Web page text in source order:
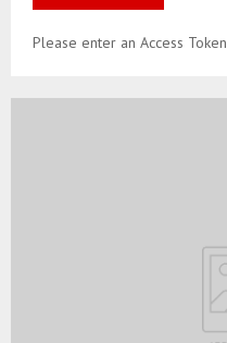
Please enter an Access Token